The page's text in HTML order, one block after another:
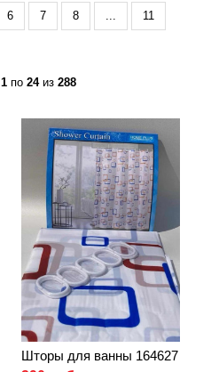
6 7 8 ... 11
1 по 24из 288
Шторы для ванны 164627